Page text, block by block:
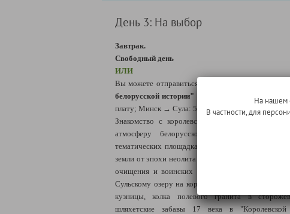
День 3: На выбор
Завтрак.
Свободный день
ИЛИ
Вы можете отправиться на
белорусской истории" в Парк-музей
плату; Минск → Сула: 50 км)*.
Знакомство с королевской охотничьей
атмосферу белорусской старины и
тематических площадках, раскрывающих историю
земли от эпохи неолита до наших дней. Участие в
очищения и воинских забавах времен раннего
Сульскому озеру на корабле викингов - драккаре,
кузницы, колка полевого гранита в
шляхетские забавы 17 века в "Королевской
На нашем
В частности, для